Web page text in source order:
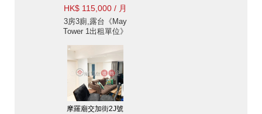
HK$ 115,000 / 月
3房3廁,露台《May
Tower 1出租單位》
摩羅廟交加街2J號